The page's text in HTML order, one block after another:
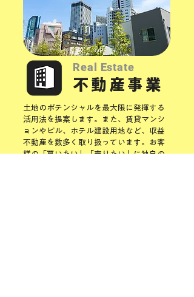
Real Estate
不動産事業
土地のポテンシャルを最大限に発揮する
活用法を提案します。
また、賃貸マンシ
ョンやビル、ホテル建設用地など、収益
不動産を数多く取り扱っています。お客
様の「買いたい」「売りたい」に独自の